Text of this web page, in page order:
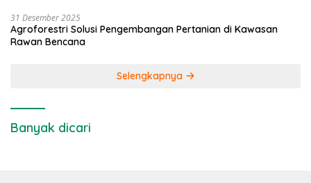
31 Desember 2025
Agroforestri Solusi Pengembangan Pertanian di Kawasan
Rawan Bencana
Selengkapnya
Banyak dicari